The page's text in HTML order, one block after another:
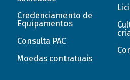
Credenciamento de
Equipamentos
Consulta PAC
Moedas contratuais